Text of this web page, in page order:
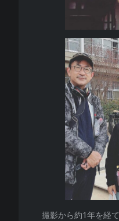
撮影から約1年を経て